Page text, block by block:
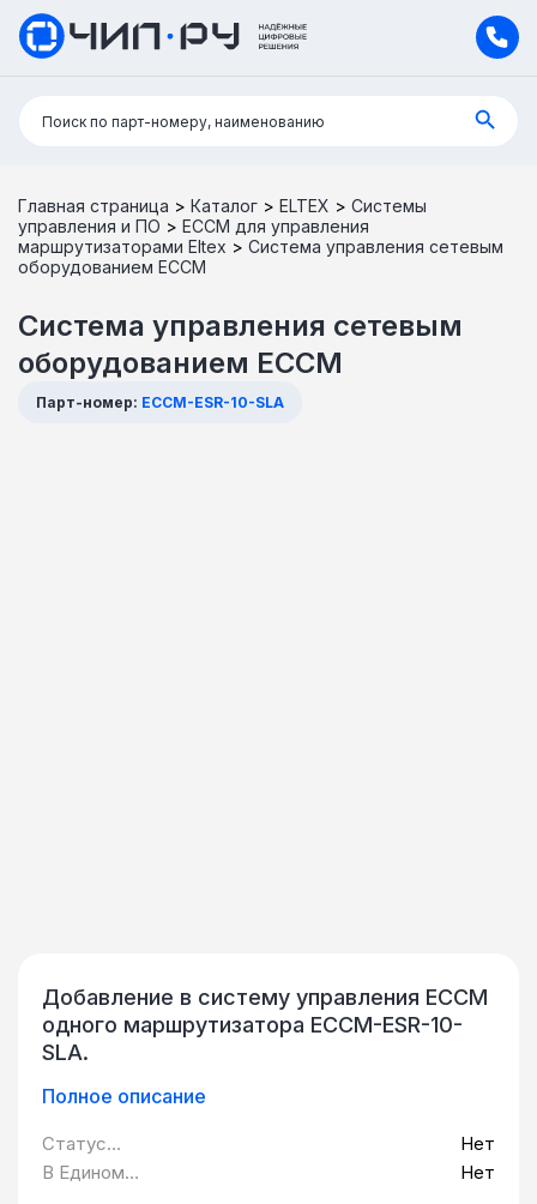
Поиск:
Поиск по парт-номеру, наименованию
Главная страница > Каталог > ELTEX > Системы
управления и ПО > ECCM для управления
маршрутизаторами Eltex > Система управления сетевым
оборудованием ECCM
Система управления сетевым
оборудованием ECCM
Парт-номер: ECCM-ESR-10-SLA
Добавление в систему управления ECCM
одного маршрутизатора ECCM-ESR-10-
SLA.
Полное описание
Статус
Минпромторг:
Нет
В Едином
Нет